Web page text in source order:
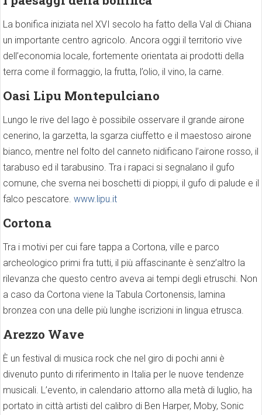
La bonifica iniziata nel XVI secolo ha fatto della Val di Chiana
un importante centro agricolo. Ancora oggi il territorio vive
dell’economia locale, fortemente orientata ai prodotti della
terra come il formaggio, la frutta, l’olio, il vino, la carne.
Oasi Lipu Montepulciano
Lungo le rive del lago è possibile osservare il grande airone
cenerino, la garzetta, la sgarza ciuffetto e il maestoso airone
bianco, mentre nel folto del canneto nidificano l’airone rosso, il
tarabuso ed il tarabusino. Tra i rapaci si segnalano il gufo
comune, che sverna nei boschetti di pioppi, il gufo di palude e il
falco pescatore. www.lipu.it
Cortona
Tra i motivi per cui fare tappa a Cortona, ville e parco
archeologico primi fra tutti, il più affascinante è senz’altro la
rilevanza che questo centro aveva ai tempi degli etruschi. Non
a caso da Cortona viene la Tabula Cortonensis, lamina
bronzea con una delle più lunghe iscrizioni in lingua etrusca.
Arezzo Wave
È un festival di musica rock che nel giro di pochi anni è
divenuto punto di riferimento in Italia per le nuove tendenze
musicali. L’evento, in calendario attorno alla metà di luglio, ha
portato in città artisti del calibro di Ben Harper, Moby, Sonic